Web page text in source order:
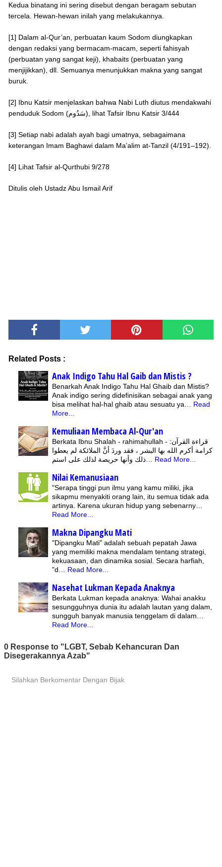
Kedua binatang ini sering disebut dengan beragam sebutan
tercela. Hewan-hewan inilah yang melakukannya.
[1] Dalam al-Qur’an, perbuatan kaum Sodom diungkapkan
dengan redaksi yang bermacam-macam, seperti fahisyah
(perbuatan yang sangat keji), khabaits (perbuatan yang
menjijikkan), dll. Semuanya menunjukkan makna yang sangat
buruk.
[2] Ibnu Katsir menjelaskan bahwa Nabi Luth diutus mendakwahi
penduduk Sodom (سَدُوم), lihat Tafsir Ibnu Katsir 3/444
[3] Setiap nabi adalah ayah bagi umatnya, sebagaimana
keterangan Imam Baghawi dalam Ma’alim at-Tanzil (4/191–192).
[4] Lihat Tafsir al-Qurthubi 9/278
Ditulis oleh Ustadz Abu Ismail Arif
Related Posts :
Anak Indigo Tahu Hal Gaib dan Mistis ?
Benarkah Anak Indigo Tahu Hal Ghaib dan Mistis?
Anak indigo sering didefinisikan sebagai anak yang
bisa melihat hal-hal ghaib atau sesuatu ya…
Read
More...
Kemuliaan Membaca Al-Qur'an
Berkata Ibnu Shalah - rahimahullah - :قراءة القرآن
كرامة أكرم الله بها البشر ، فقد وردَ أنَّ الملائكة لم يعطوا
Read More...
Nilai Kemanusiaan
"Serapa tinggi pun ilmu yang kamu miliki, jika
sikapmu menyakiti orang lain, itu semua tidak ada
artinya. Karena ukuran hidup yang sebenarny…
Read More...
Makna Dipangku Mati
"Dipangku Mati" adalah sebuah pepatah Jawa
yang memiliki makna mendalam tentang strategi,
kekuasaan, dan dinamika sosial. Secara harfiah,
"d…
Read More...
Nasehat Lukman Kepada Anaknya
Berkata Lukman kepada anaknya: Wahai anakku
sesungguhnya dunia itu adalah lautan yang dalam,
sungguh banyak manusia tenggelam di dalam…
Read More...
0 Response to "LGBT, Sebab Kehancuran Dan
Disegerakannya Azab"
Silahkan Berkomentar Dengan Bijak